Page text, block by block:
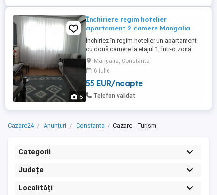
5
Închiriere regim hotelier
apartament 2 camere Mangalia
Închiriez în regim hotelier un apartament
cu două camere la etajul 1, într-o zonă
liniștită aproape de Portul Turistic și de
plaja Mangalia. Capacitate de cazare 3-5
persoane.Suprafata apartamentului este
de 42 mp. Apartamentul se afla situat în
apropierea stațiilor de microbuz către
Mangalia, Constanta
6 iulie
55 EUR/noapte
Telefon validat
Cazare24 Anunțuri Constanta Cazare - Turism
Categorii
Județe
Localități